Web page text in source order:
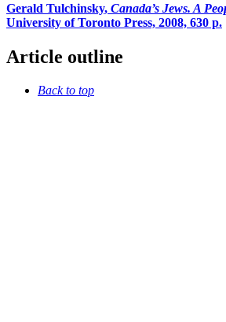
Gerald Tulchinsky, Canada’s Jews. A
University of Toronto Press, 2008, 630 p.
Article outline
Back to top